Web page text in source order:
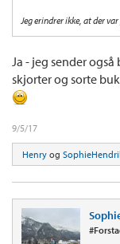
Jeg erindrer ikke, at der
Ja - jeg sender
skjorter og sorte
9/5/17
Henry og